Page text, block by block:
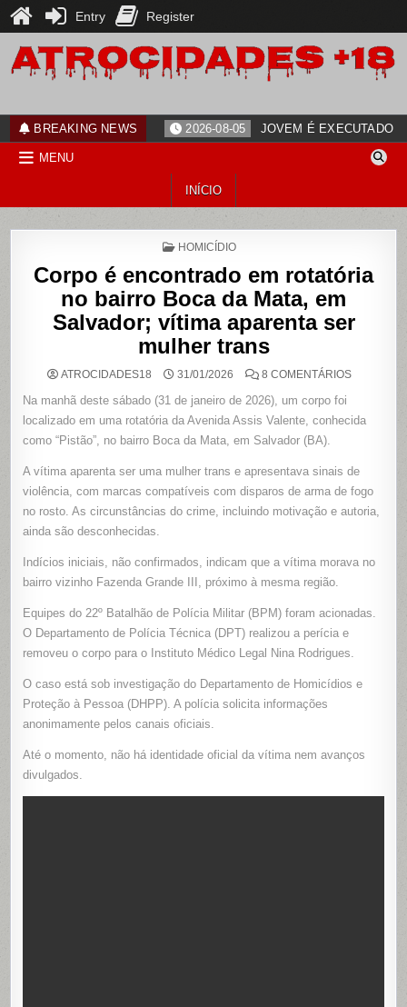
content
BREAKING NEWS 2026-08-05 JOVEM É EXECUTADO
MENU
INÍCIO
POSTED
HOMICÍDIO
Corpo é encontrado em rotatória
no bairro Boca da Mata, em
Salvador; vítima aparenta ser
mulher trans
ATROCIDADES18 31/01/2026 8 COMENTÁRIOSEM
EM
DA
EM
VÍTIMA
TRANS
Na manhã deste sábado (31 de janeiro de 2026), um corpo foi
localizado em uma rotatória da Avenida Assis Valente, conhecida
como “Pistão”, no bairro Boca da Mata, em Salvador (BA).
A vítima aparenta ser uma mulher trans e apresentava sinais de
violência, com marcas compatíveis com disparos de arma de fogo
no rosto. As circunstâncias do crime, incluindo motivação e autoria,
ainda são desconhecidas.
Indícios iniciais, não confirmados, indicam que a vítima morava no
bairro vizinho Fazenda Grande III, próximo à mesma região.
Equipes do 22º Batalhão de Polícia Militar (BPM) foram acionadas.
O Departamento de Polícia Técnica (DPT) realizou a perícia e
removeu o corpo para o Instituto Médico Legal Nina Rodrigues.
O caso está sob investigação do Departamento de Homicídios e
Proteção à Pessoa (DHPP). A polícia solicita informações
anonimamente pelos canais oficiais.
Até o momento, não há identidade oficial da vítima nem avanços
divulgados.
Entry Register